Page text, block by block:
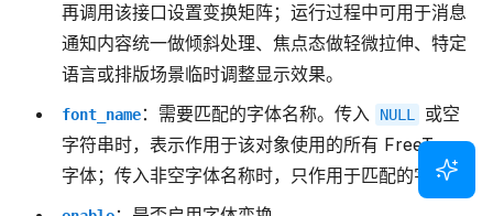
再调用该接口设置变换矩阵；运行过程中可用于消息
通知内容统一做倾斜处理、焦点态做轻微拉伸、特定
语言或排版场景临时调整显示效果。
font_name：需要匹配的字体名称。传入 NULL
或空
字符串时，表示作用于该对象使用的所有 FreeType
字体；传入非空字体名称时，只作用于匹配的字体。